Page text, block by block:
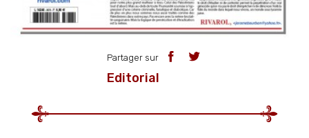
Partager sur
Editorial